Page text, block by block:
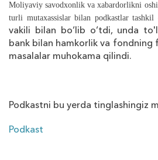
Moliyaviy savodxonlik va xabardorlikni
turli mutaxassislar bilan podkastlar tashkil
vakili bilan bo‘lib o‘tdi, unda
bank bilan hamkorlik va
masalalar muhokama qilindi.
Podkastni bu yerda tinglashingiz
Podkast